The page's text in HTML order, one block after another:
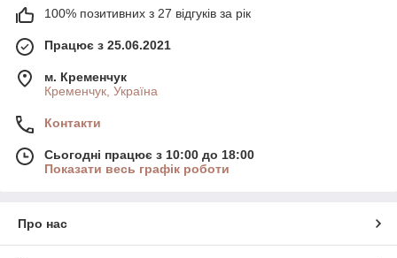
100% позитивних з 27 відгуків за рік
Працює з 25.06.2021
м. Кременчук
Кременчук, Україна
Контакти
Сьогодні працює з 10:00 до 18:00
Показати весь графік роботи
Про нас